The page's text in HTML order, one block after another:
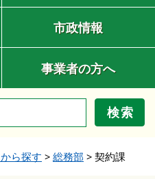
市政情報
事業者の方へ
検索
ら探す > 総務部 > 契約課